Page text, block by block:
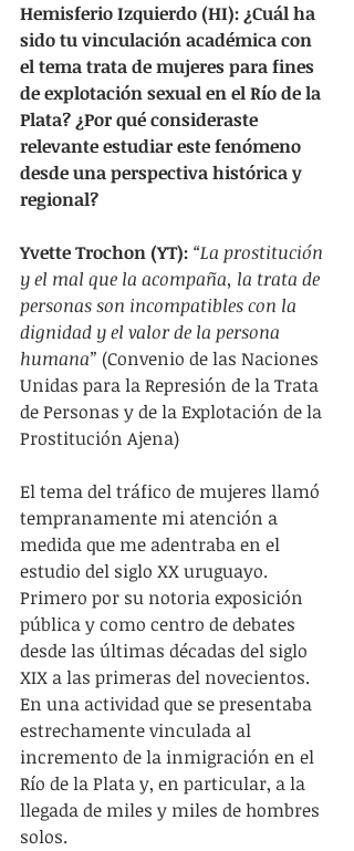
Hemisferio Izquierdo (HI): ¿Cuál ha
sido tu vinculación académica con
el tema trata de mujeres para fines
de explotación sexual en el Río de la
Plata? ¿Por qué consideraste
relevante estudiar este fenómeno
desde una perspectiva histórica y
regional?
Yvette Trochon (YT): “La prostitución
y el mal que la acompaña, la trata de
personas son incompatibles con la
dignidad y el valor de la persona
humana” (Convenio de las Naciones
Unidas para la Represión de la Trata
de Personas y de la Explotación de la
Prostitución Ajena)
El tema del tráfico de mujeres llamó
tempranamente mi atención a
medida que me adentraba en el
estudio del siglo XX uruguayo.
Primero por su notoria exposición
pública y como centro de debates
desde las últimas décadas del siglo
XIX a las primeras del novecientos.
En una actividad que se presentaba
estrechamente vinculada al
incremento de la inmigración en el
Río de la Plata y, en particular, a la
llegada de miles y miles de hombres
solos.